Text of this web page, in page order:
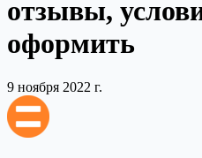
отзывы,
оформить
9 ноября 2022 г.